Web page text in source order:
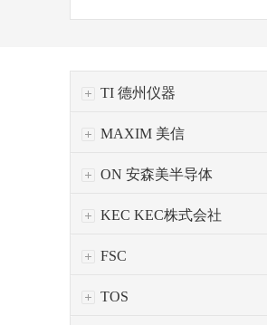
TI 德州仪器
MAXIM 美信
ON 安森美半导体
KEC KEC株式会社
FSC
TOS